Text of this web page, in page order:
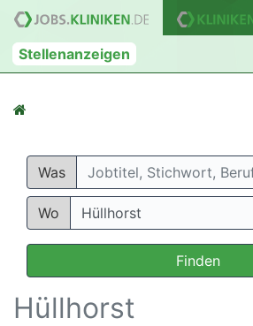
Stellenanzeigen
Was
Wo
Finden
Hüllhorst